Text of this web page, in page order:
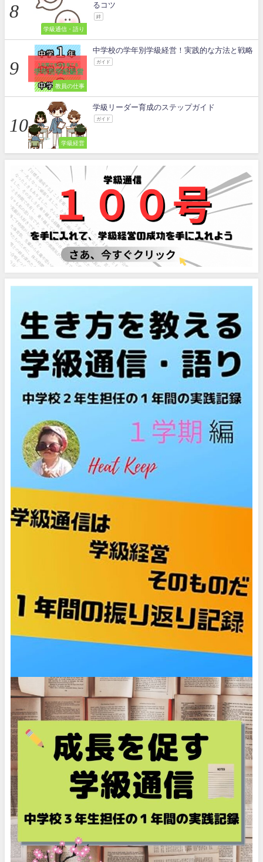
学級通信・語り
るコツ
絆
教員の仕事
中学校の学年別学級経営！実践的な方法と戦略
ガイド
学級経営
学級リーダー育成のステップガイド
ガイド